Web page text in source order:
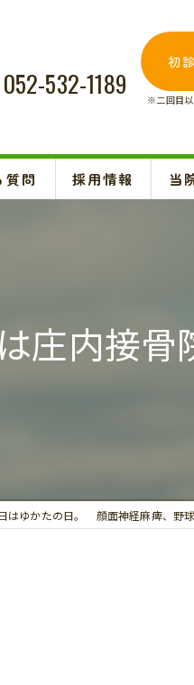
052-532-1189
初
※二回目以
質問 採用情報 当
腰痛
庄内接骨
はゆかたの日。 顔面神経麻痺、野